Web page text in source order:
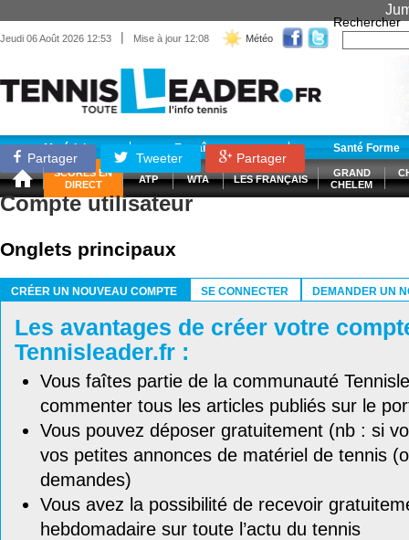
Jeudi 06 Août 2026 12:53 | Mise à jour 12:08 Météo
Rechercher
Matériel Entraînement Santé Forme
SCORES EN
DIRECT
ATP WTA LES FRANÇAIS
GRAND
CHELEM
Partager Tweeter Partager
Compte utilisateur
Onglets principaux
CRÉER UN NOUVEAU COMPTE
SE CONNECTER DEMANDER UN
Les avantages de créer votre
Tennisleader.fr :
Vous faîtes partie de la communauté
commenter tous les articles publiés sur le
Vous pouvez déposer gratuitement (nb : si
vos petites annonces de matériel de tennis
demandes)
Vous avez la possibilité de recevoir
hebdomadaire sur toute l’actu du tennis